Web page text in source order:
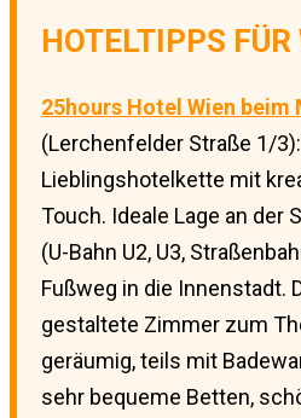
HOTELTIPPS FÜR
25hours Hotel Wien
(Lerchenfelder Straße 1/
Lieblingshotelkette mit
Touch. Ideale Lage an der
(U-Bahn U2, U3,
Fußweg in die Innenstadt.
gestaltete Zimmer zum
geräumig, teils mit
sehr bequeme Betten,